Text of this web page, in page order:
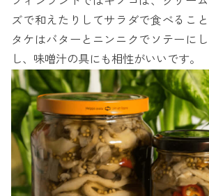
ズで和えたりしてサラダで食べるこ
タケはバターとニンニクでソテーに
し、味噌汁の具にも相性がいいです。